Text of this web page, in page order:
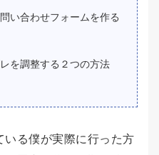
い合わせフォームを作る
を調整する２つの方法
いる僕が実際に行った方